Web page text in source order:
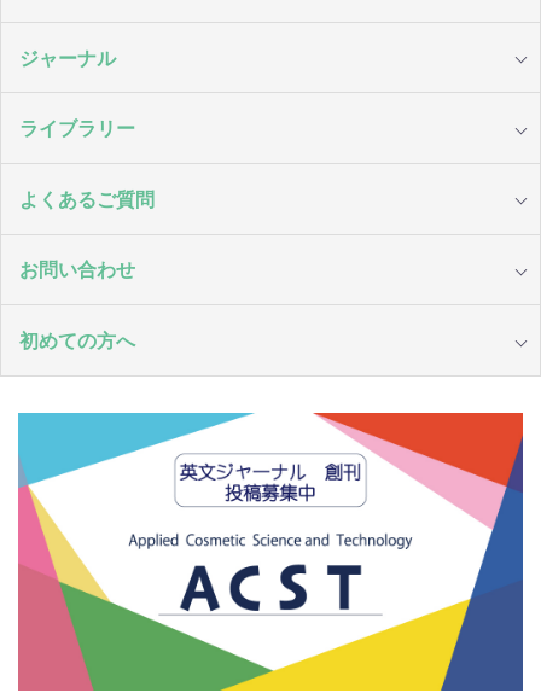
ジャーナル
ライブラリー
よくあるご質問
お問い合わせ
初めての方へ